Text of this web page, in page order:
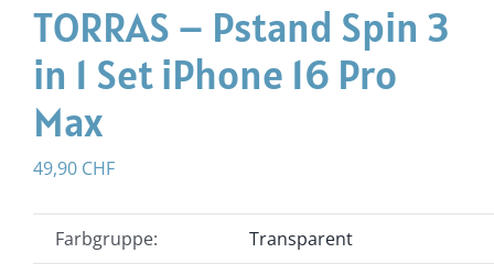
TORRAS – Pstand Spin 3
in 1 Set iPhone 16 Pro
Max
49,90 CHF
Farbgruppe: Transparent